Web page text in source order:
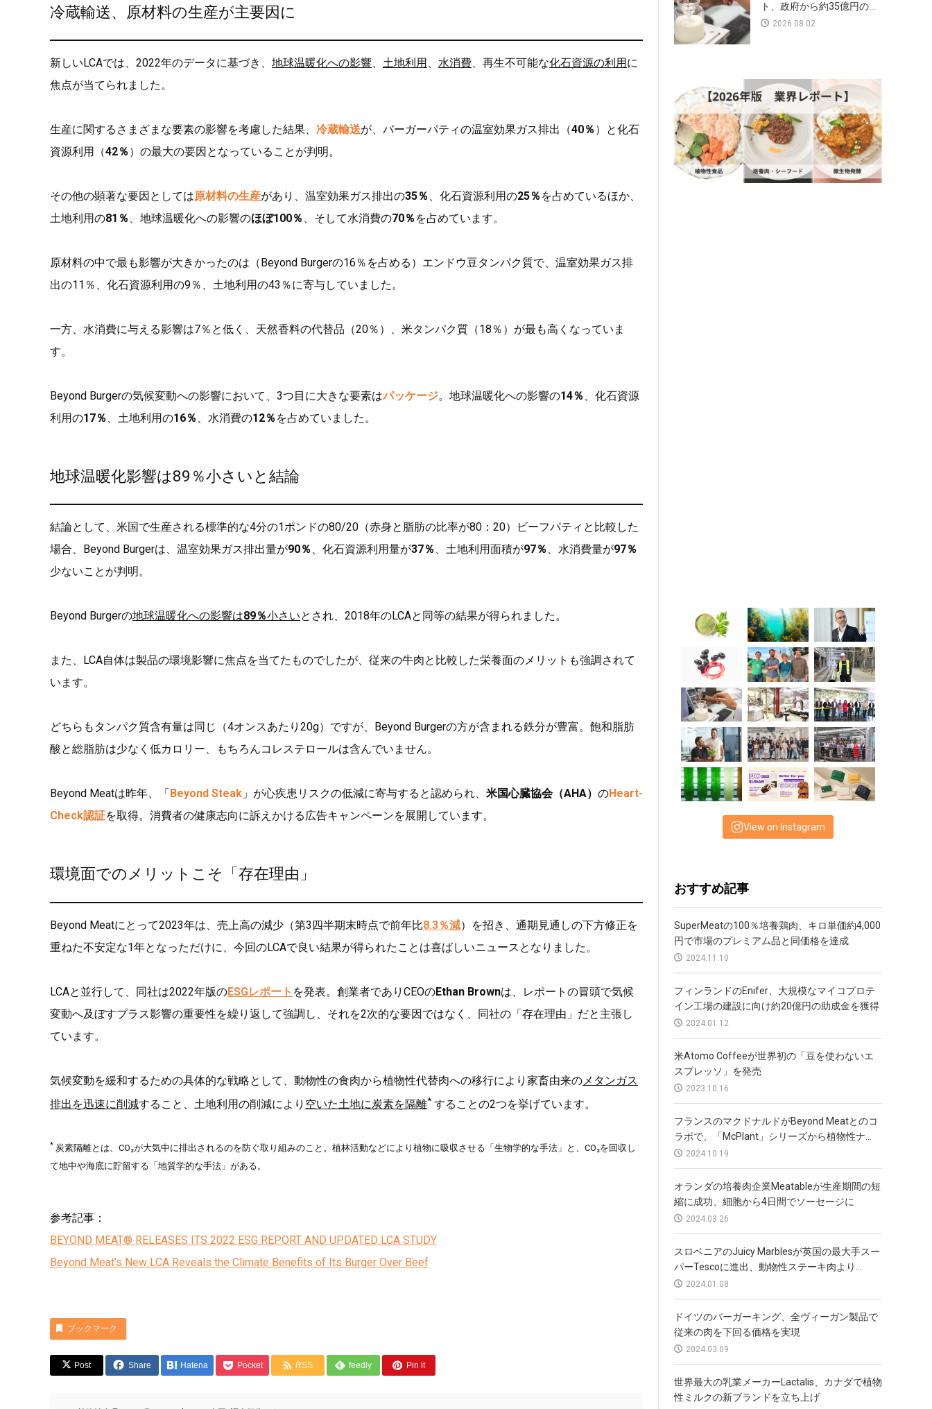
冷蔵輸送、原材料の生産が主要因に
新しいLCAでは、2022年のデータに基づき、 地球温暖化への影響、 土地利用 、 水消費、再生不可能な化石資源の利用 に
焦点が当てられました。
生産に関するさまざまな要素の影響を考慮した結果、 冷蔵輸送が、バーガーパティの温室効果ガス排出（40％ ）と化石
資源利用（42％ ）の最大の要因となっていることが判明。
その他の顕著な要因としては原材料の生産があり、温室効果ガス排出の35％ 、化石資源利用の25％ を占めているほか、
土地利用の81％ 、地球温暖化への影響のほぼ100％ 、そして水消費の70％ を占めています。
原材料の中で最も影響が大きかったのは（Beyond Burgerの16％を占める）エンドウ豆タンパク質で、温室効果ガス排
出の11％、化石資源利用の9％、土地利用の43％に寄与していました。
一方、水消費に与える影響は7％と低く、天然香料の代替品（20％）、米タンパク質（18％）が最も高くなっていま
す。
Beyond Burgerの気候変動への影響において、3つ目に大きな要素はパッケージ。地球温暖化への影響の14％ 、化石資源
利用の17％ 、土地利用の16％ 、水消費の12％ を占めていました。
地球温暖化影響は89％小さいと結論
結論として、米国で生産される標準的な4分の1ポンドの80/20（赤身と脂肪の比率が80：20）ビーフパティと比較した
場合、Beyond Burgerは、温室効果ガス排出量が90％ 、化石資源利用量が37％ 、土地利用面積が97％ 、水消費量が97％
少ないことが判明。
Beyond Burgerの地球温暖化への影響は89％小さいとされ、2018年のLCAと同等の結果が得られました。
また、LCA自体は製品の環境影響に焦点を当てたものでしたが、従来の牛肉と比較した栄養面のメリットも強調されて
います。
どちらもタンパク質含有量は同じ（4オンスあたり20g）ですが、Beyond Burgerの方が含まれる鉄分が豊富。飽和脂肪
酸と総脂肪は少なく低カロリー、もちろんコレステロールは含んでいません。
Beyond Meatは昨年、「 Beyond Steak 」が心疾患リスクの低減に寄与すると認められ、 米国心臓協会（AHA） のHeart-
Check認証を取得。消費者の健康志向に訴えかける広告キャンペーンを展開しています。
環境面でのメリットこそ「存在理由」
Beyond Meatにとって2023年は、売上高の減少（第3四半期末時点で前年比8.3％減）を招き、通期見通しの下方修正を
重ねた不安定な1年となっただけに、今回のLCAで良い結果が得られたことは喜ばしいニュースとなりました。
LCAと並行して、同社は2022年版のESGレポート を発表。創業者でありCEOのEthan Brownは、レポートの冒頭で気候
変動へ及ぼすプラス影響の重要性を繰り返して強調し、それを2次的な要因ではなく、同社の「存在理由」だと主張し
ています。
気候変動を緩和するための具体的な戦略として、動物性の食肉から植物性代替肉への移行により家畜由来の メタンガス
排出を迅速に削減すること、土地利用の削減により 空いた土地に炭素を隔離* することの2つを挙げています。
* 炭素隔離とは、CO₂が大気中に排出されるのを防ぐ取り組みのこと。植林活動などにより植物に吸収させる「生物学的な手法」と、CO₂を回収し
て地中や海底に貯留する「地質学的な手法」がある。
参考記事：
BEYOND MEAT® RELEASES ITS 2022 ESG REPORT AND UPDATED LCA STUDY
Beyond Meat’s New LCA Reveals the Climate Benefits of Its Burger Over Beef
ブックマーク
Post Share Hatena Pocket RSS feedly Pin it
ト、政府から約35億円の...
2026.08.02
View on Instagram
おすすめ記事
SuperMeatの100％培養鶏肉、キロ単価約4,000
円で市場のプレミアム品と同価格を達成
2024.11.10
フィンランドのEnifer、大規模なマイコプロテ
イン工場の建設に向け約20億円の助成金を獲得
2024.01.12
米Atomo Coffeeが世界初の「豆を使わないエ
スプレッソ」を発売
2023.10.16
フランスのマクドナルドがBeyond Meatとのコ
ラボで、「McPlant」シリーズから植物性ナ...
2024.10.19
オランダの培養肉企業Meatableが生産期間の短
縮に成功、細胞から4日間でソーセージに
2024.03.26
スロベニアのJuicy Marblesが英国の最大手スー
パーTescoに進出、動物性ステーキ肉より...
2024.01.08
ドイツのバーガーキング、全ヴィーガン製品で
従来の肉を下回る価格を実現
2024.03.09
世界最大の乳業メーカーLactalis、カナダで植物
性ミルクの新ブランドを立ち上げ